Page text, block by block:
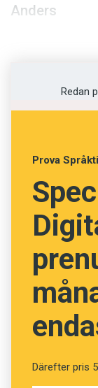
Anders
Har du
Fråga13av24
Lögn
Sufflör
Redan
Prova
Därefter pris